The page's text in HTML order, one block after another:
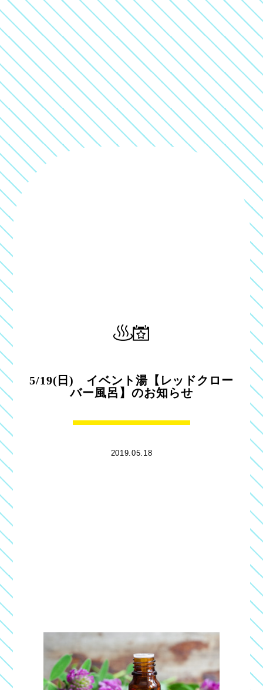
5/19(日) イベント湯【レッドクロー
バー風呂】のお知らせ
2019.05.18